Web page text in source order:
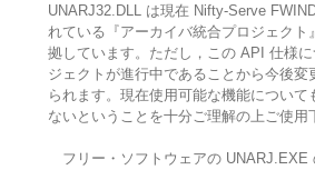
UNARJ32.DLL は現在 Nifty-Serve
れている『アーカイバ統合プロジェクト
拠しています。ただし，この API 仕様
ジェクトが進行中であることから今後変
られます。現在使用可能な機能について
ないということを十分ご理解の上ご使用
フリー・ソフトウェアの UNARJ.EXE